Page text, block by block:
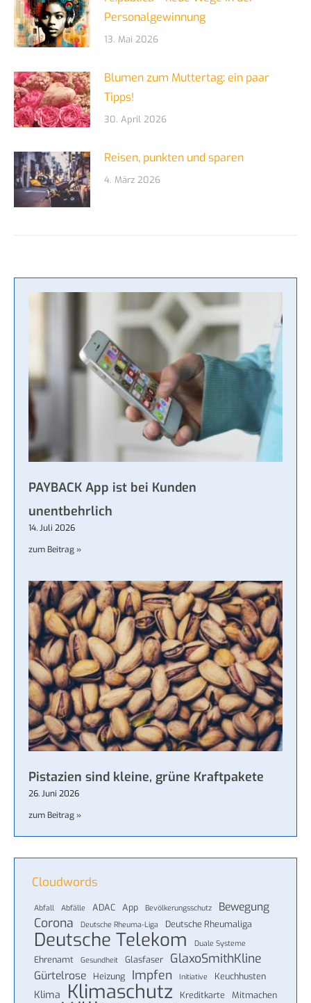
Personalgewinnung
13. Mai 2026
Blumen zum Muttertag: ein paar
Tipps!
30. April 2026
Reisen, punkten und sparen
4. März 2026
PAYBACK App ist bei Kunden
unentbehrlich
14. Juli 2026
zum Beitrag »
Pistazien sind kleine, grüne Kraftpakete
26. Juni 2026
zum Beitrag »
Cloudwords
Abfall Abfälle ADAC App Bevölkerungsschutz Bewegung
Corona Deutsche Rheuma-Liga Deutsche Rheumaliga
Deutsche Telekom Duale Systeme
Ehrenamt Gesundheit Glasfaser GlaxoSmithKline
Gürtelrose Heizung Impfen Initiative Keuchhusten
Klima Klimaschutz Kreditkarte
Mitmachen